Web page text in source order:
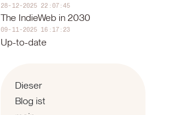
28-12-2025 22:07:45
The IndieWeb in 2030
09-11-2025 16:17:23
Up-to-date
Dieser
Blog ist